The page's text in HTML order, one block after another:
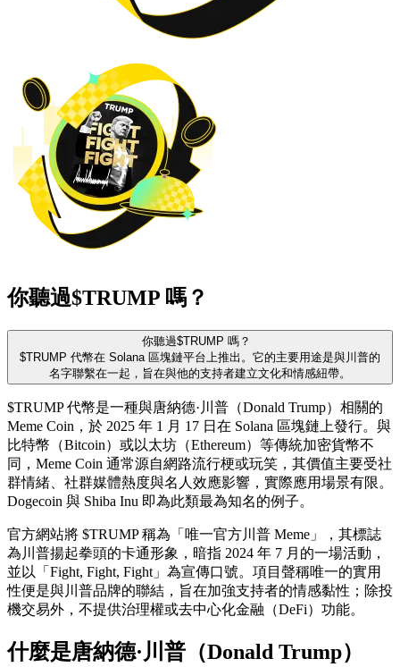
你聽過$TRUMP 嗎？
你聽過$TRUMP 嗎？
$TRUMP 代幣在 Solana 區塊鏈平台上推出。它的主要用途是與川普的
名字聯繫在一起，旨在與他的支持者建立文化和情感紐帶。
$TRUMP 代幣是一種與唐納德·川普（Donald Trump）相關的
Meme Coin，於 2025 年 1 月 17 日在 Solana 區塊鏈上發行。與
比特幣（Bitcoin）或以太坊（Ethereum）等傳統加密貨幣不
同，Meme Coin 通常源自網路流行梗或玩笑，其價值主要受社
群情緒、社群媒體熱度與名人效應影響，實際應用場景有限。
Dogecoin 與 Shiba Inu 即為此類最為知名的例子。
官方網站將 $TRUMP 稱為「唯一官方川普 Meme」，其標誌
為川普揚起拳頭的卡通形象，暗指 2024 年 7 月的一場活動，
並以「Fight, Fight, Fight」為宣傳口號。項目聲稱唯一的實用
性便是與川普品牌的聯結，旨在加強支持者的情感黏性；除投
機交易外，不提供治理權或去中心化金融（DeFi）功能。
什麼是唐納德·川普（Donald Trump）